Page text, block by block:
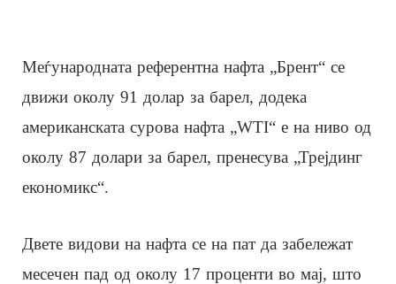
Меѓународната референтна нафта „Брент“ се
движи околу 91 долар за барел, додека
американската сурова нафта „WTI“ е на ниво од
околу 87 долари за барел, пренесува „Трејдинг
економикс“.
Двете видови на нафта се на пат да забележат
месечен пад од околу 17 проценти во мај, што